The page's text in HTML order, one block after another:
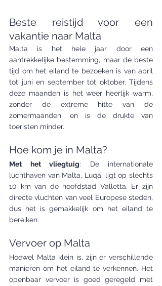
Beste reistijd voor een
vakantie naar Malta
Malta is het hele jaar door een
aantrekkelijke bestemming, maar de beste
tijd om het eiland te bezoeken is van april
tot juni en september tot oktober. Tijdens
deze maanden is het weer heerlijk warm,
zonder de extreme hitte van de
zomermaanden, en is de drukte van
toeristen minder.
Hoe kom je in Malta?
Met het vliegtuig: De internationale
luchthaven van Malta, Luqa, ligt op slechts
10 km van de hoofdstad Valletta. Er zijn
directe vluchten van veel Europese steden,
dus het is gemakkelijk om het eiland te
bereiken.
Vervoer op Malta
Hoewel Malta klein is, zijn er verschillende
manieren om het eiland te verkennen. Het
openbaar vervoer is goed geregeld met